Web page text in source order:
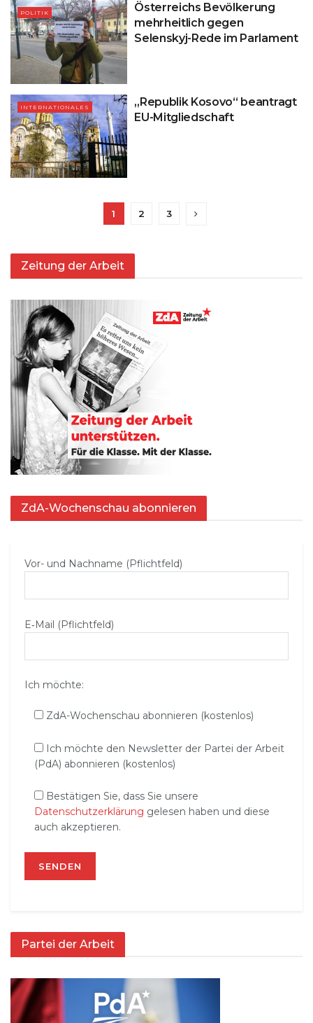
POLITIK
Österreichs Bevölkerung
mehrheitlich gegen
Selenskyj-Rede im Parlament
INTERNATIONALES
„Republik Kosovo“ beantragt
EU-Mitgliedschaft
1 2 3
Zeitung der Arbeit
ZdA-Wochenschau abonnieren
Vor- und Nachname (Pflichtfeld)
E‑Mail (Pflichtfeld)
Ich möchte:
ZdA-Wochenschau abonnieren (kostenlos)
Ich möchte den Newsletter der Partei der Arbeit
(PdA) abonnieren (kostenlos)
Bestätigen Sie, dass Sie unsere
Datenschutzerklärung gelesen haben und diese
auch akzeptieren.
Partei der Arbeit